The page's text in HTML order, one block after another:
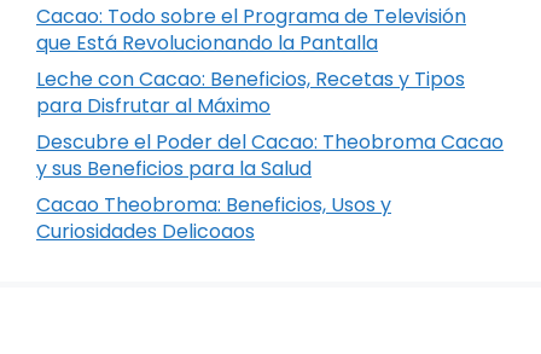
Cacao: Todo sobre el Programa de Televisión
que Está Revolucionando la Pantalla
Leche con Cacao: Beneficios, Recetas y Tipos
para Disfrutar al Máximo
Descubre el Poder del Cacao: Theobroma Cacao
y sus Beneficios para la Salud
Cacao Theobroma: Beneficios, Usos y
Curiosidades Delicoaos